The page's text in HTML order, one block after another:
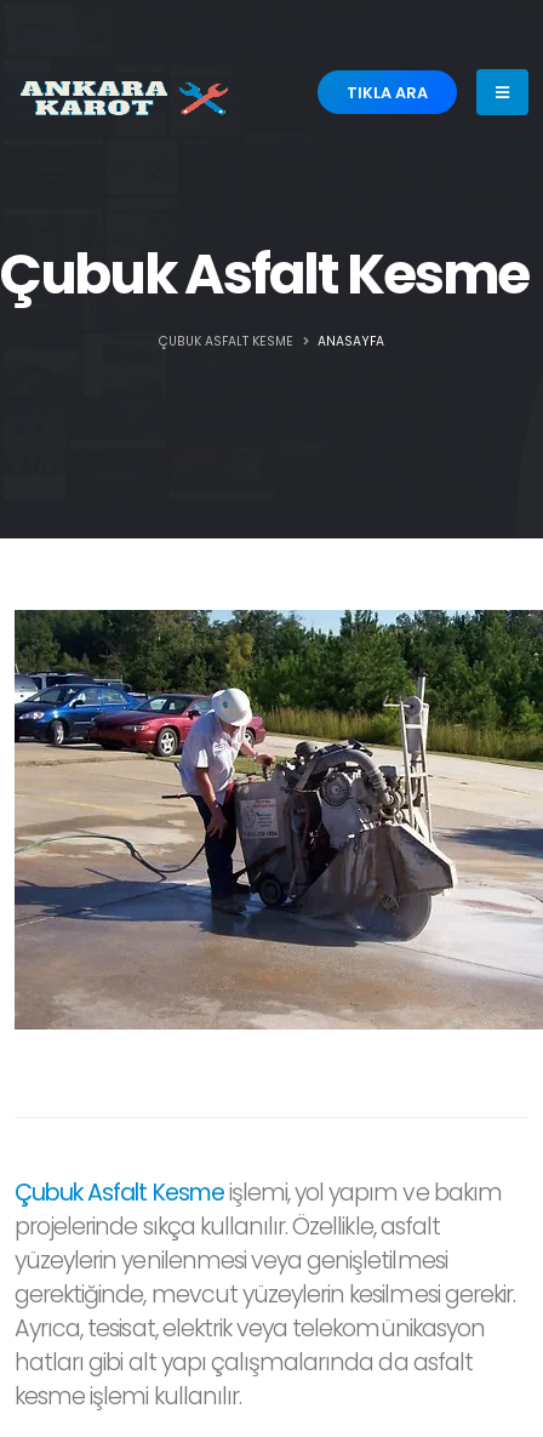
TIKLA ARA
Çubuk Asfalt Kesme
ÇUBUK ASFALT KESME ANASAYFA
Çubuk Asfalt Kesmeişlemi, yol yapım ve bakım
projelerinde sıkça kullanılır. Özellikle, asfalt
yüzeylerin yenilenmesi veya genişletilmesi
gerektiğinde, mevcut yüzeylerin kesilmesi gerekir.
Ayrıca, tesisat, elektrik veya telekomünikasyon
hatları gibi alt yapı çalışmalarında da asfalt
kesme işlemi kullanılır.